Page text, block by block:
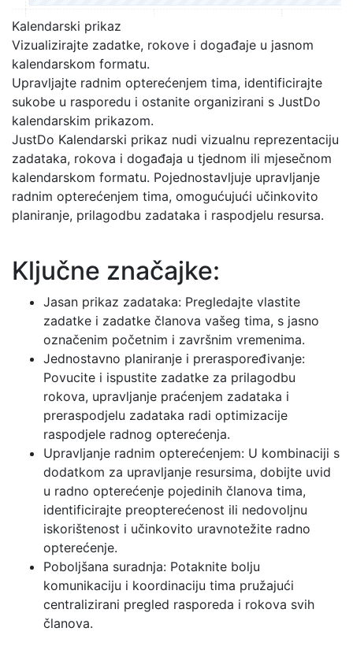
Kalendarski prikaz
Vizualizirajte zadatke, rokove i događaje u jasnom
kalendarskom formatu.
Upravljajte radnim opterećenjem tima, identificirajte
sukobe u rasporedu i ostanite organizirani s JustDo
kalendarskim prikazom.
JustDo Kalendarski prikaz nudi vizualnu reprezentaciju
zadataka, rokova i događaja u tjednom ili mjesečnom
kalendarskom formatu. Pojednostavljuje upravljanje
radnim opterećenjem tima, omogućujući učinkovito
planiranje, prilagodbu zadataka i raspodjelu resursa.
Ključne značajke:
Jasan prikaz zadataka: Pregledajte vlastite
zadatke i zadatke članova vašeg tima, s jasno
označenim početnim i završnim vremenima.
Jednostavno planiranje i preraspoređivanje:
Povucite i ispustite zadatke za prilagodbu
rokova, upravljanje praćenjem zadataka i
preraspodjelu zadataka radi optimizacije
raspodjele radnog opterećenja.
Upravljanje radnim opterećenjem: U kombinaciji s
dodatkom za upravljanje resursima, dobijte uvid
u radno opterećenje pojedinih članova tima,
identificirajte preopterećenost ili nedovoljnu
iskorištenost i učinkovito uravnotežite radno
opterećenje.
Poboljšana suradnja: Potaknite bolju
komunikaciju i koordinaciju tima pružajući
centralizirani pregled rasporeda i rokova svih
članova.